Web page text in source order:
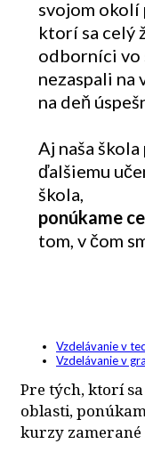
svojom okolí
ktorí sa celý
odborníci vo
nezaspali na
na deň
Aj naša
ďalšiemu
škola,
ponúkame
tom, v čom
Vzdelávanie v
Vzdelávanie v
Pre tých, ktorí
oblasti,
kurzy zamerané